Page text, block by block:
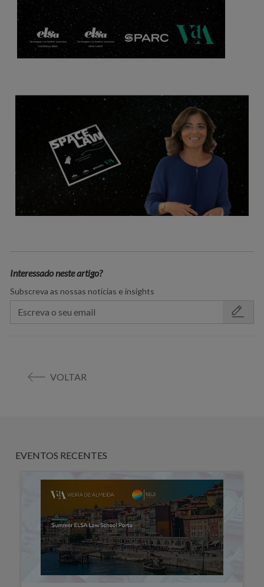
Interessado neste artigo?
Subscreva as nossas notícias e insights
VOLTAR
EVENTOS RECENTES